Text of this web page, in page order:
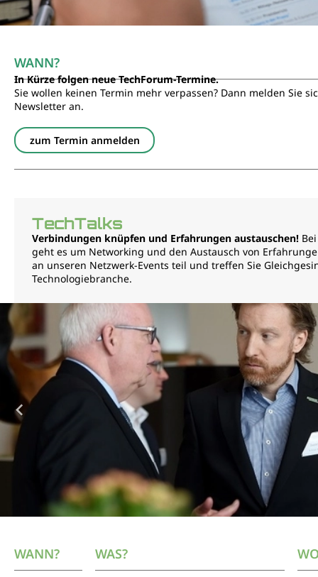
WANN?
In Kürze folgen neue TechForum-Termine.
Sie wollen keinen Termin mehr verpassen? Dann melden Sie
Newsletter an.
zum Termin anmelden
TechTalks
Verbindungen knüpfen und Erfahrungen austauschen!
geht es um Networking und den Austausch von
an unseren Netzwerk-Events teil und treffen Sie
Technologiebranche.
WANN? WAS?